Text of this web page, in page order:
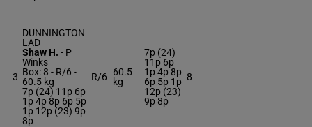
3
DUNNINGTON
LAD
Shaw H. - P
Winks
Box: 8 - R/6 -
60.5 kg
7p (24) 11p 6p
1p 4p 8p 6p 5p
1p 12p (23) 9p
8p
R/6
60.5
kg
7p (24)
11p 6p
1p 4p 8p
6p 5p 1p
12p (23)
9p 8p
8